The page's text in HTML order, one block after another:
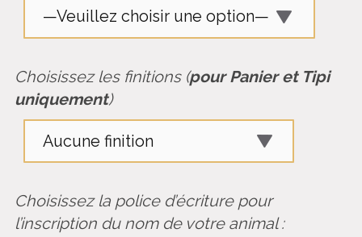
Choisissez les finitions (pour Panier et Tipi
uniquement)
Choisissez la police d’écriture pour
l’inscription du nom de votre animal :